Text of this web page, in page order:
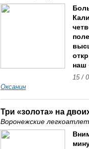
наш
15 /
Оксанин
Три «золота» на
Воронежские